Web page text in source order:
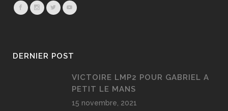
DERNIER POST
VICTOIRE LMP2 POUR GABRIEL A
PETIT LE MANS
15 novembre, 2021